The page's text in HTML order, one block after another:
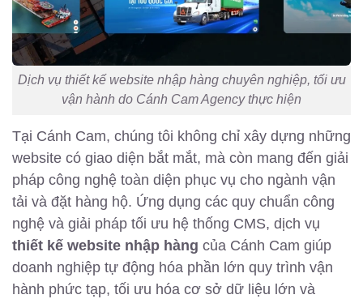
Dịch vụ thiết kế website nhập hàng chuyên nghiệp, tối ưu
vận hành do Cánh Cam Agency thực hiện
Tại Cánh Cam, chúng tôi không chỉ xây dựng những
website có giao diện bắt mắt, mà còn mang đến giải
pháp công nghệ toàn diện phục vụ cho ngành vận
tải và đặt hàng hộ. Ứng dụng các quy chuẩn công
nghệ và giải pháp tối ưu hệ thống CMS, dịch vụ
thiết kế website nhập hàng của Cánh Cam giúp
doanh nghiệp tự động hóa phần lớn quy trình vận
hành phức tạp, tối ưu hóa cơ sở dữ liệu lớn và